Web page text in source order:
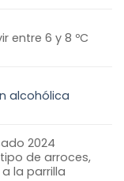
entre 6 y 8 ºC
alcohólica
2024
de arroces,
la parrilla